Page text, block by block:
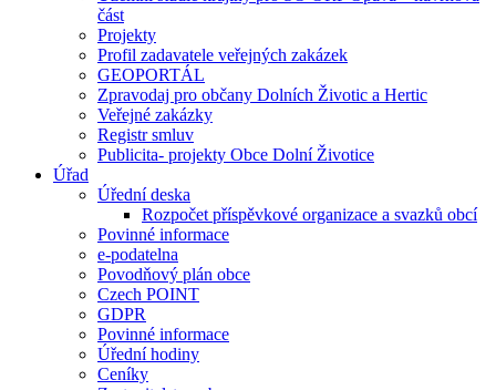
část
Projekty
Profil zadavatele veřejných zakázek
GEOPORTÁL
Zpravodaj pro občany Dolních Životic a Hertic
Veřejné zakázky
Registr smluv
Publicita- projekty Obce Dolní Životice
Úřad
Úřední deska
Rozpočet příspěvkové organizace a svazků obcí
Povinné informace
e-podatelna
Povodňový plán obce
Czech POINT
GDPR
Povinné informace
Úřední hodiny
Ceníky